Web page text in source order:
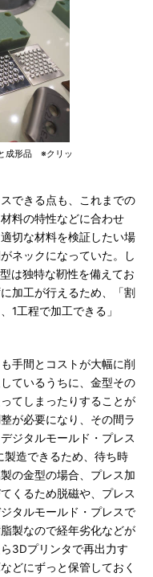
成形品 ※クリッ
できる点も、これまでの
料の特性などに合わせ
切な材料を検証したい場
ネックになっていた。し
は独特な靭性を備えてお
加工が行えるため、「割
1工程で加工できる」
手間とコストが大幅に削
ているうちに、金型その
てしまったりすることが
が必要になり、その間ラ
ジタルモールド・プレス
造できるため、待ち時
の金型の場合、プレス加
くるため脱磁や、プレス
タルモールド・プレスで
製なので経年劣化などが
3Dプリンタで再出力す
どにずっと保管しておく